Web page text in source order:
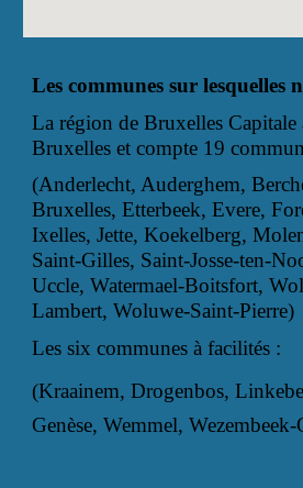
Les communes sur lesquelles
La région de Bruxelles Capitale
Bruxelles et compte 19
(Anderlecht, Auderghem,
Bruxelles, Etterbeek, Evere,
Ixelles, Jette, Koekelberg,
Saint-Gilles, Saint-Josse-ten-
Uccle, Watermael-Boitsfort,
Lambert, Woluwe-Saint-Pierre)
Les six communes à facilités :
(Kraainem, Drogenbos,
Genèse, Wemmel,